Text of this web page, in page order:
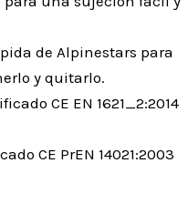
de Alpinestars para
y quitarlo.
CE EN 1621_2:2014
CE PrEN 14021:2003